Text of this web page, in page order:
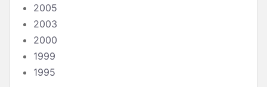
2005
2003
2000
1999
1995